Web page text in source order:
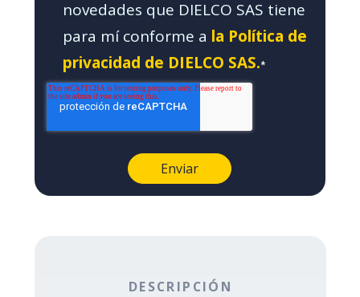
novedades que DIELCO SAS tiene
para mí conforme a la Política de
privacidad de DIELCO SAS.*
DESCRIPCIÓN